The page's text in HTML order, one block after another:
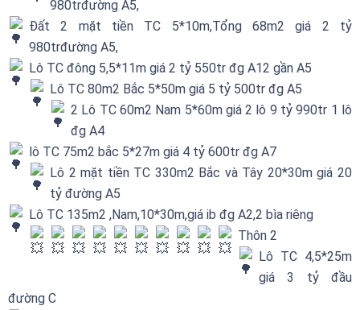
980trđường A5,
Đất 2 mặt tiền TC 5*10m,Tổng 68m2 giá 2 tỷ
980trđường A5,
Lô TC đông 5,5*11m giá 2 tỷ 550tr đg A12 gần A5
Lô TC 80m2 Bắc 5*50m giá 5 tỷ 500tr đg A5
2 Lô TC 60m2 Nam 5*60m giá 2 lô 9 tỷ 990tr 1 lô
đg A4
lô TC 75m2 bắc 5*27m giá 4 tỷ 600tr đg A7
Lô 2 mặt tiền TC 330m2 Bắc và Tây 20*30m giá 20
tỷ đường A5
Lô TC 135m2 ,Nam,10*30m,giá ib đg A2,2 bìa riêng
Thôn 2
Lô TC 4,5*25m
giá 3 tỷ đầu
đường C